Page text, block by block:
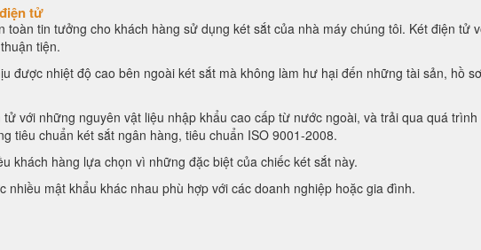
tử
toàn tin tưởng cho khách hàng sử dụng két sắt của nhà máy chúng tôi. Két điện tử
tiện.
được nhiệt độ cao bên ngoài két sắt mà không làm hư hại đến những tài sản, hồ
với những nguyên vật liệu nhập khẩu cao cấp từ nước ngoài, và trải qua quá trình
tiêu chuẩn két sắt ngân hàng, tiêu chuẩn ISO 9001-2008.
khách hàng lựa chọn vì những đặc biệt của chiếc két sắt này.
mật khẩu khác nhau phù hợp với các doanh nghiệp hoặc gia đình.